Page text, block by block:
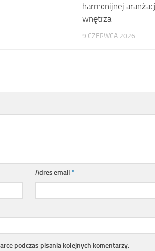
harmonijnej
wnętrza
9 CZERWCA 2026
Adres email*
podczas pisania kolejnych komentarzy.